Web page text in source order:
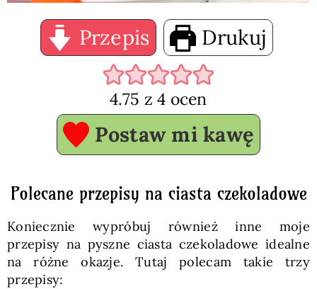
Przepis Drukuj
4.75 z4 ocen
Postaw mi kawę
Polecane przepisy na ciasta czekoladowe
Koniecznie wypróbuj również inne moje
przepisy na pyszne ciasta czekoladowe idealne
na różne okazje. Tutaj polecam takie trzy
przepisy: